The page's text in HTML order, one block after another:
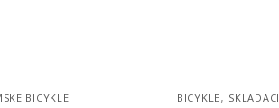
BICYKLE BICYKLE,